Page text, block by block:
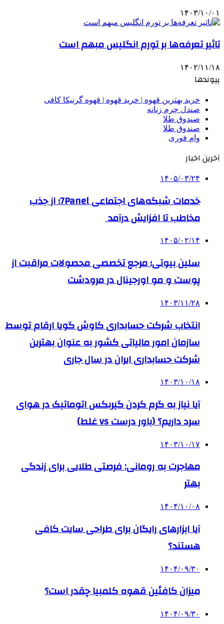
۱۴۰۳/۱۰/۰۱
تاثیر تعرفه‎‌ها بر تورم انگلیس مبهم است
۱۴۰۲/۱۱/۱۸
پیوندها
خرید بهترین قهوه | خرید قهوه | قهوه گرنیکا کافی
صندل چرم زنانه
صندوق طلا
صندوق طلا
وام فوری
آخرین اخبار
۱۴۰۵/۰۳/۲۴
خدمات شبکه‌های اجتماعی 7Panel؛ از جذب
مخاطب تا افزایش درآمد
۱۴۰۵/۰۲/۱۴
سلین بیوتی؛ مرجع تخصصی محصولات مراقبت از
پوست و مو اورجینال در مرودشت
۱۴۰۳/۱۱/۲۸
انتخاب شرکت حسابداری کاوش گویا ارقام توسط
سازمان امور مالیاتی کشور به عنوان بهترین
شرکت حسابداری ایران در سال جاری
۱۴۰۳/۱۰/۱۸
آیا نیاز به گرم کردن گیربکس اتوماتیک در هوای
سرد داریم؟ (باور درست vs غلط)
۱۴۰۳/۱۰/۱۷
مهاجرت به رومانی: فرصتی طلایی برای زندگی
بهتر
۱۴۰۴/۱۰/۰۸
آیا ابزارهای رایگان برای طراحی سایت کافی
هستند؟
۱۴۰۴/۰۹/۳۰
میزان کافئین قهوه کلمبیا چقدر است؟
۱۴۰۴/۰۹/۳۰